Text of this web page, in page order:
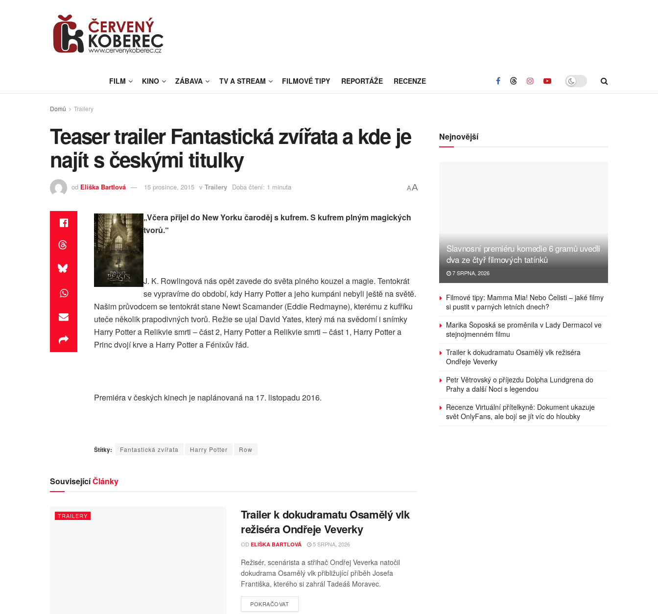
FILM KINO ZÁBAVA TV A STREAM FILMOVÉ TIPY REPORTÁŽE RECENZE
Domů Trailery
Teaser trailer Fantastická zvířata a kde je
najít s českými titulky
od Eliška Bartlová 15 prosince, 2015 v Trailery Doba čtení: 1 minuta AA
„Včera přijel do New Yorku čaroděj s kufrem. S kufrem plným magických
tvorů.“
J. K. Rowlingová nás opět zavede do světa plného kouzel a magie. Tentokrát
se vypravíme do období, kdy Harry Potter a jeho kumpáni nebyli ještě na světě.
Našim průvodcem se tentokrát stane Newt Scamander (Eddie Redmayne), kterému z kufříku
uteče několik prapodivných tvorů. Režie se ujal David Yates, který má na svědomí i snímky
Harry Potter a Relikvie smrti – část 2, Harry Potter a Relikvie smrti – část 1, Harry Potter a
Princ dvojí krve a Harry Potter a Fénixův řád.
Premiéra v českých kinech je naplánovaná na 17. listopadu 2016.
Štítky: Fantastická zvířata Harry Potter Row
SouvisejícíČlánky
TRAILERY
Trailer k dokudramatu Osamělý vlk
režiséra Ondřeje Veverky
OD ELIŠKA BARTLOVÁ 5 SRPNA, 2026
Režisér, scenárista a střihač Ondřej Veverka natočil
dokudrama Osamělý vlk přibližující příběh Josefa
Františka, kterého si zahrál Tadeáš Moravec.
POKRAČOVAT
Nejnovější
Slavnosní premiéru komedie 6 gramů uvedli
dva ze čtyř filmových tatínků
7 SRPNA, 2026
Filmové tipy: Mamma Mia! Nebo Čelisti – jaké filmy
si pustit v parných letních dnech?
Marika Šoposká se proměnila v Lady Dermacol ve
stejnojmenném filmu
Trailer k dokudramatu Osamělý vlk režiséra
Ondřeje Veverky
Petr Větrovský o příjezdu Dolpha Lundgrena do
Prahy a další Noci s legendou
Recenze Virtuální přítelkyně: Dokument ukazuje
svět OnlyFans, ale bojí se jít víc do hloubky